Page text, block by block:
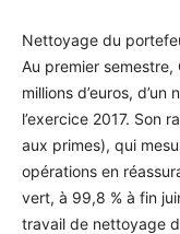
Nettoyage du
Au premier semestre,
millions d’euros,
l’exercice 2017. Son
aux primes), qui
opérations en
vert, à 99,8 % à fin
travail de nettoyage